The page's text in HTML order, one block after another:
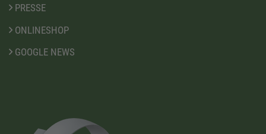
PRESSE
ONLINESHOP
GOOGLE NEWS